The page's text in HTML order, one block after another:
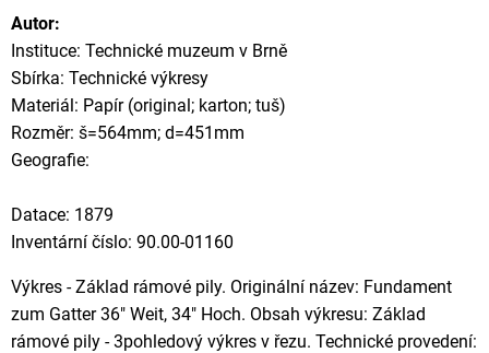
Autor:
Instituce: Technické muzeum v Brně
Sbírka: Technické výkresy
Materiál: Papír (original; karton; tuš)
Rozměr: š=564mm; d=451mm
Geografie:
Datace: 1879
Inventární číslo: 90.00-01160
Výkres - Základ rámové pily. Originální název: Fundament
zum Gatter 36" Weit, 34" Hoch. Obsah výkresu: Základ
rámové pily - 3pohledový výkres v řezu. Technické provedení: